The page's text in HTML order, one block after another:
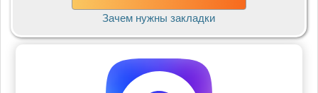
Зачем нужны закладки